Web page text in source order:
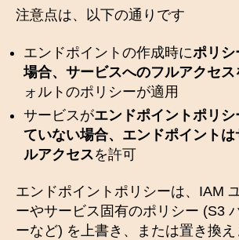
注意点は、以下の通りです
エンドポイントの作成時にポリシ
場合、サービスへのフルアクセス
ォルトのポリシーが適用
サービスがエンドポイントポリ
ていない場合、エンドポイント
ルアクセスを許可
エンドポイントポリシーは、IAM
ーやサービス固有のポリシー (S3
ーなど) を上書き、または置き換